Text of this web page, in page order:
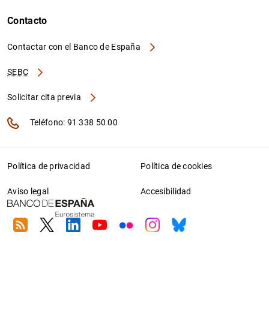
Contacto
Contactar con el Banco de España
SEBC
Solicitar cita previa
Teléfono: 91 338 50 00
Política de privacidad Política de cookies
Aviso legal Accesibilidad
RSS TwitterLinkedin
YoutubeFlickrInstagram
Bluesky